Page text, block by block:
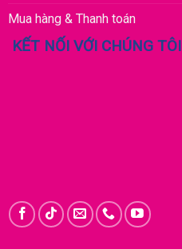
Mua hàng & Thanh toán
KẾT NỐI VỚI CHÚNG TÔI